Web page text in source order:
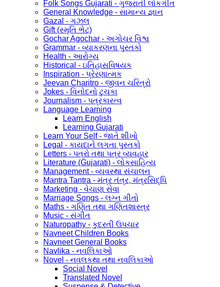
Folk Songs Gujarati - ગુજરાતી લોકગીત
General Knowledge - સામાન્ય જ્ઞાન
Gazal - ગઝલ
Gift (સ્મૃતિ ભેટ)
Gochar Agochar - અગોચર વિશ્વ
Grammar - વ્યાકરણના પુસ્તકો
Health - આરોગ્ય
Historical - ઇતિહાસવિષયક
Inspiration - પ્રેરણાત્મક
Jeevan Charitro - જીવન ચરિત્રો
Jokes - વિનોદનો ટુચકા
Journalism - પત્રકારત્વ
Language Learning
Learn English
Learning Gujarati
Learn Your Self - જાતે શીખો
Legal - કાયદાને લગતા પુસ્તકો
Letters - પત્રો તથા પત્ર વ્યવહાર
Literature (Gujarati) - લોકસાહિત્ય
Management - વ્યવસ્થા સંચાલન
Mantra Tantra - મંત્ર તંત્ર, મંત્રસિદ્ધિ
Marketing - વેચાણ સેવા
Marriage Songs - લગ્ન ગીતો
Maths - ગણિત તથા ગણિતશાસ્ત્ર
Music - સંગીત
Naturopathy - કુદરતી ઉપચાર
Navneet Children Books
Navneet General Books
Navlika - નવલિકાઓ
Novel - નવલકથા તથા નવલિકાઓ
Social Novel
Translated Novel